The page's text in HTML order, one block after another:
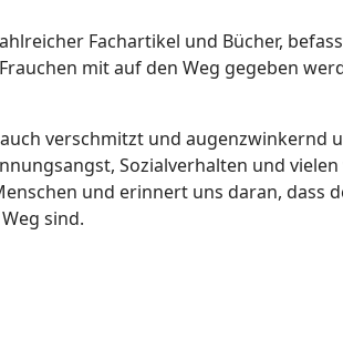
Fachartikel und Bücher,
mit auf den Weg gegeben
verschmitzt und augenzwinkernd
Sozialverhalten und
und erinnert uns daran,
sind.